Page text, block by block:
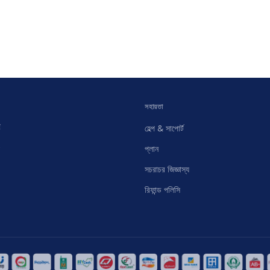
সহায়তা
হেল্প & সাপোর্ট
প্লান
সচরাচর জিজ্ঞাস্য
রিফান্ড পলিসি